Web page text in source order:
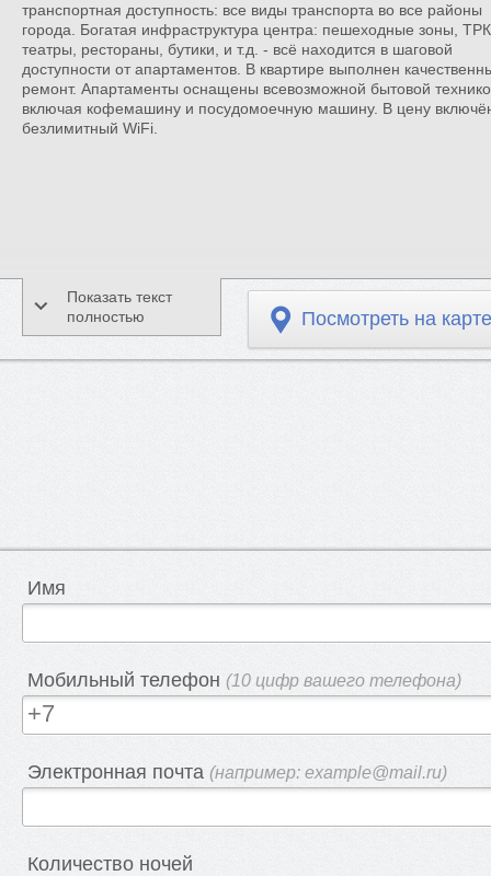
транспортная доступность: все виды транспорта во все районы
города. Богатая инфраструктура центра: пешеходные зоны,
театры, рестораны, бутики, и т.д. - всё находится в шаговой
доступности от апартаментов. В квартире выполнен
ремонт. Апартаменты оснащены всевозможной бытовой
включая кофемашину и посудомоечную машину. В цену
безлимитный WiFi.
Показать текст
полностью
Посмотреть на карте
Имя
Мобильный телефон (10 цифр вашего телефона)
Электронная почта (например: example@mail.ru)
Количество ночей